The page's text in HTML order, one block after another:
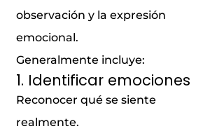
observación y la expresión
emocional.
Generalmente incluye:
1. Identificar emociones
Reconocer qué se siente
realmente.